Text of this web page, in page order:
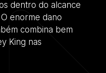
dentro do alcance
enorme dano
combina bem
King nas